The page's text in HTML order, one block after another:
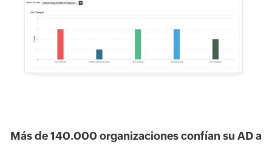
Más de 140.000 organizaciones confían su AD a